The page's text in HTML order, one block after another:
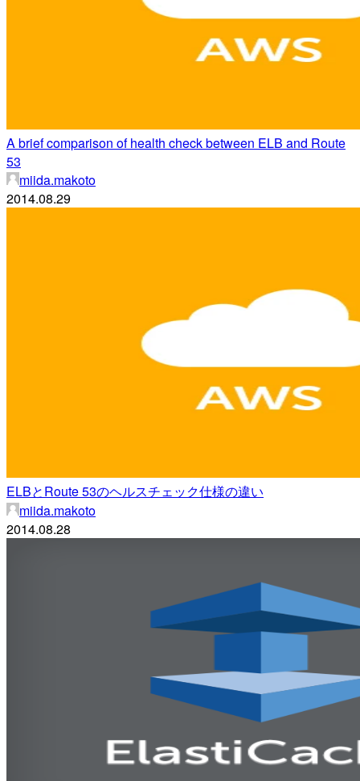
A brief comparison of health check between ELB and Route
53
miida.makoto
2014.08.29
ELBとRoute 53のヘルスチェック仕様の違い
miida.makoto
2014.08.28